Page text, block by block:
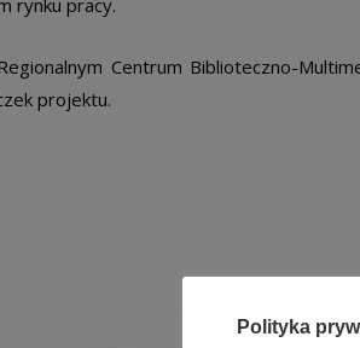
Centrum Biblioteczno-
projektu.
Polityka